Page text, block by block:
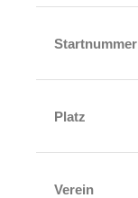
Startnummer
Platz
Verein